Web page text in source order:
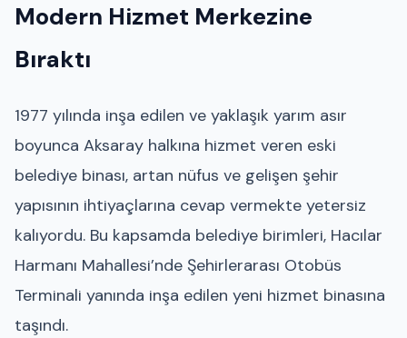
Modern Hizmet Merkezine
Bıraktı
1977 yılında inşa edilen ve yaklaşık yarım asır
boyunca Aksaray halkına hizmet veren eski
belediye binası, artan nüfus ve gelişen şehir
yapısının ihtiyaçlarına cevap vermekte yetersiz
kalıyordu. Bu kapsamda belediye birimleri, Hacılar
Harmanı Mahallesi’nde Şehirlerarası Otobüs
Terminali yanında inşa edilen yeni hizmet binasına
taşındı.